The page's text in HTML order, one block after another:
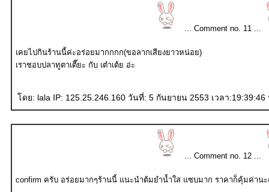
... Comment no. 11 ...
เคยไปกินร้านนี้ค่ะอร่อยมากกกก(ขอลากเสียงยาวหน่อย)
เราชอบปลาทูตาเตี๊ยะ กับ เต๋าเต้ย อ่ะ
ดย: lala IP: 125.25.246.160 วันที่: 5 กันยายน 2553 เวลา:19:39:46
... Comment no. 12 ...
confirm ครับ อร่อยมากๆร้านนี้ แนะนำต้มยำน้ำใส แซบมาก ราคาก็คุ้มค่าน